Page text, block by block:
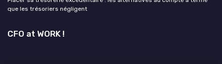
que les trésoriers négligent
CFO at WORK !